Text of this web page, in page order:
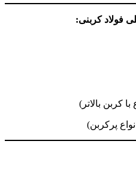
فولاد کربنی:
کربن بالاتر)
پرکربن)